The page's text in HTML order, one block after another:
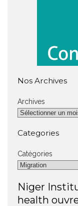
Nos Archives
Archives
Categories
Catégories
Niger
health